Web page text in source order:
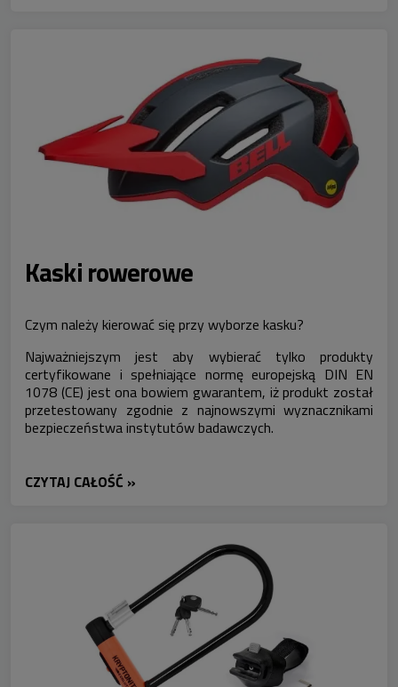
Kaski rowerowe
Czym należy kierować się przy wyborze kasku?
Najważniejszym jest aby wybierać tylko produkty
certyfikowane i spełniające normę europejską DIN EN
1078 (CE) jest ona bowiem gwarantem, iż produkt został
przetestowany zgodnie z najnowszymi wyznacznikami
bezpieczeństwa instytutów badawczych.
CZYTAJ CAŁOŚĆ »